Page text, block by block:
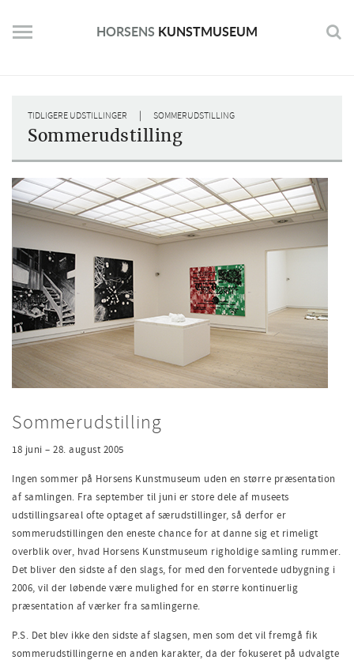
content
HORSENS KUNSTMUSEUM
TIDLIGERE UDSTILLINGER | SOMMERUDSTILLING
Sommerudstilling
Sommerudstilling
18 juni – 28. august 2005
Ingen sommer på Horsens Kunstmuseum uden en større præsentation
af samlingen. Fra september til juni er store dele af museets
udstillingsareal ofte optaget af særudstillinger, så derfor er
sommerudstillingen den eneste chance for at danne sig et rimeligt
overblik over, hvad Horsens Kunstmuseum righoldige samling rummer.
Det bliver den sidste af den slags, for med den forventede udbygning i
2006, vil der løbende være mulighed for en større kontinuerlig
præsentation af værker fra samlingerne.
P.S. Det blev ikke den sidste af slagsen, men som det vil fremgå fik
sommerudstillingerne en anden karakter, da der fokuseret på udvalgte